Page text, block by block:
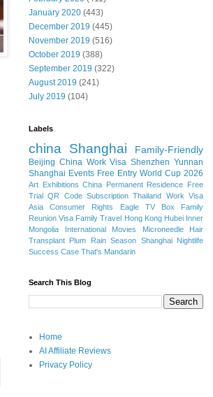
January 2020 (443)
December 2019 (445)
November 2019 (516)
October 2019 (388)
September 2019 (322)
August 2019 (241)
July 2019 (104)
Labels
china Shanghai Family-Friendly
Beijing China Work Visa Shenzhen Yunnan
Shanghai Events Free Entry World Cup 2026
Art Exhibitions China Permanent Residence Free
Trial QR Code Subscription Thailand Work Visa
Asia
Consumer Rights Eagle TV Box
Family
Reunion Visa Family Travel Hong Kong Hubei Inner
Mongolia
International Movies
Microneedle Hair
Transplant Plum Rain Season Shanghai Nightlife
Success Case That's Mandarin
Search This Blog
Home
AI Affiliate Reviews
Privacy Policy